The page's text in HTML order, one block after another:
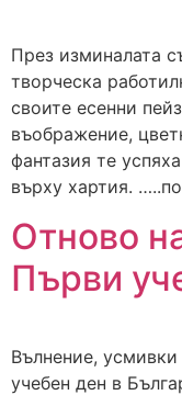
През изминалата
творческа
своите есенни
въображение,
фантазия те
върху хартия.
Отново
Първи
Вълнение,
учебен ден в